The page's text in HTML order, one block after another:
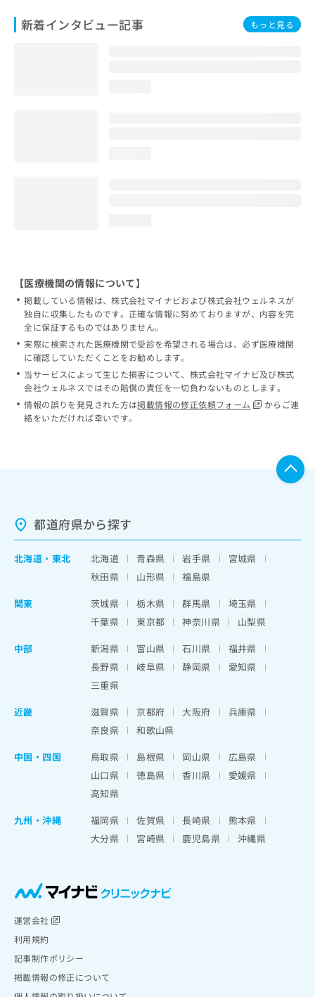
新着インタビュー記事 もっと見る
【医療機関の情報について】
掲載している情報は、株式会社マイナビおよび株式会社ウェルネスが
独自に収集したものです。正確な情報に努めておりますが、内容を完
全に保証するものではありません。
実際に検索された医療機関で受診を希望される場合は、必ず医療機関
に確認していただくことをお勧めします。
当サービスによって生じた損害について、株式会社マイナビ及び株式
会社ウェルネスではその賠償の責任を一切負わないものとします。
情報の誤りを発見された方は掲載情報の修正依頼フォーム
からご連
絡をいただければ幸いです。
都道府県から探す
北海道 ・ 東北 北海道 青森県 岩手県
宮城県
秋田県
山形県
福島県
関東
茨城県 栃木県 群馬県
埼玉県
千葉県
東京都 神奈川県
山梨県
中部
新潟県 富山県 石川県
福井県
長野県
岐阜県 静岡県
愛知県
三重県
近畿
滋賀県 京都府 大阪府
兵庫県
奈良県
和歌山県
中国・四国
鳥取県 島根県 岡山県
広島県
山口県
徳島県 香川県
愛媛県
高知県
九州・沖縄
福岡県 佐賀県 長崎県
熊本県
大分県
宮崎県 鹿児島県 沖縄県
運営会社
利用規約
記事制作ポリシー
掲載情報の修正について